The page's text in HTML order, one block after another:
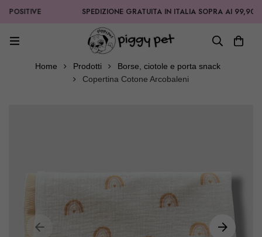
SPEDIZIONE GRATUITA IN ITALIA SOPRA AI 99,90€
Home Prodotti
Borse, ciotole e porta snack
Copertina Cotone Arcobaleni